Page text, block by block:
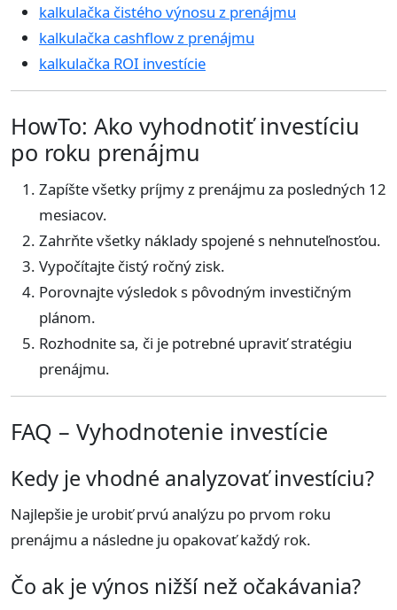
kalkulačka čistého výnosu z prenájmu
kalkulačka cashflow z prenájmu
kalkulačka ROI investície
HowTo: Ako vyhodnotiť investíciu
po roku prenájmu
Zapíšte všetky príjmy z prenájmu za posledných 12
mesiacov.
Zahrňte všetky náklady spojené s nehnuteľnosťou.
Vypočítajte čistý ročný zisk.
Porovnajte výsledok s pôvodným investičným
plánom.
Rozhodnite sa, či je potrebné upraviť stratégiu
prenájmu.
FAQ – Vyhodnotenie investície
Kedy je vhodné analyzovať investíciu?
Najlepšie je urobiť prvú analýzu po prvom roku
prenájmu a následne ju opakovať každý rok.
Čo ak je výnos nižší než očakávania?